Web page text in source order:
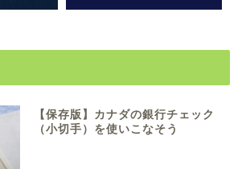
【保存版】カナダの銀行チェック
（小切手）を使いこなそう